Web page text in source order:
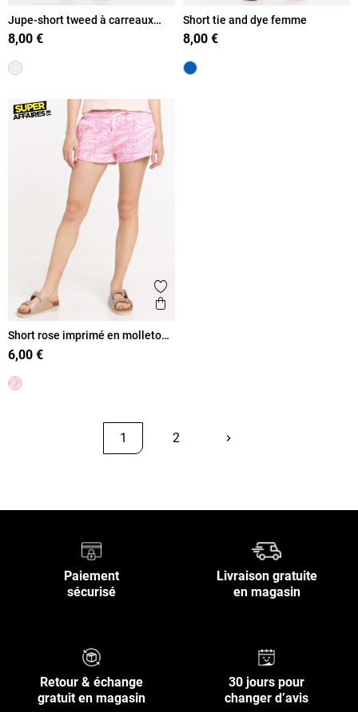
Jupe-short tweed à carreaux
femme
8,00 €
Short tie and dye femme
8,00 €
Ajouter aux favoris
Aperçu rapide
Short rose imprimé en molleton
femme
6,00 €
1 2 keyboard_arrow_rightSuivant
Paiement
sécurisé
Livraison gratuite
en magasin
Retour & échange
gratuit en magasin
30 jours pour
changer d’avis